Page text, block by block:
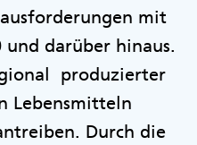
mit
und darüber hinaus.
produzierter
Lebensmitteln
Durch die